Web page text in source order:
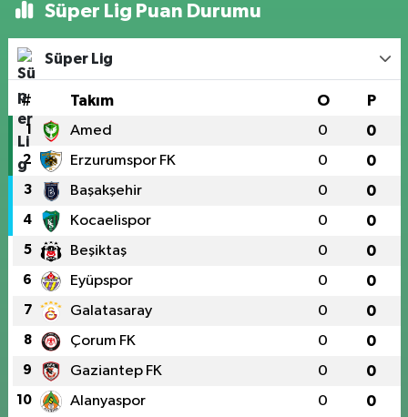
Süper Lig Puan Durumu
Süper Lig
# Takım O P
1 Amed 0 0
2 Erzurumspor FK 0 0
3 Başakşehir 0 0
4 Kocaelispor 0 0
5 Beşiktaş 0 0
6 Eyüpspor 0 0
7 Galatasaray 0 0
8 Çorum FK 0 0
9 Gaziantep FK 0 0
10 Alanyaspor 0 0